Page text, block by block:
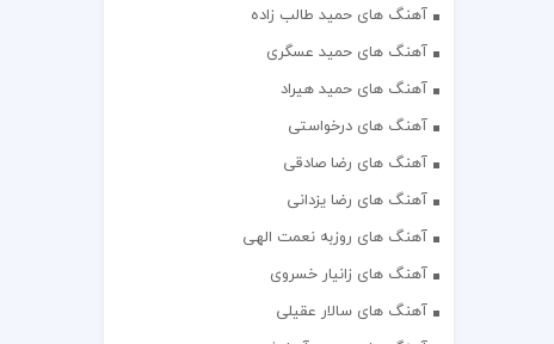
آهنگ های حمید طالب زاده
آهنگ های حمید عسگری
آهنگ های حمید هیراد
آهنگ های درخواستی
آهنگ های رضا صادقی
آهنگ های رضا یزدانی
آهنگ های روزبه نعمت الهی
آهنگ های زانیار خسروی
آهنگ های سالار عقیلی